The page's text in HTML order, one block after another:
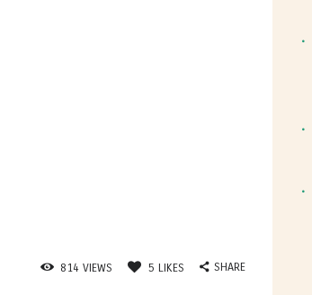
814 VIEWS 5 LIKES SHARE